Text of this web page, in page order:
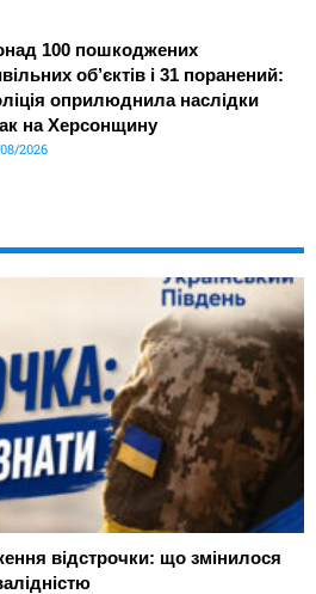
100 пошкоджених
об’єктів і 31 поранений:
оприлюднила наслідки
на Херсонщину
2026
відстрочки: що змінилося